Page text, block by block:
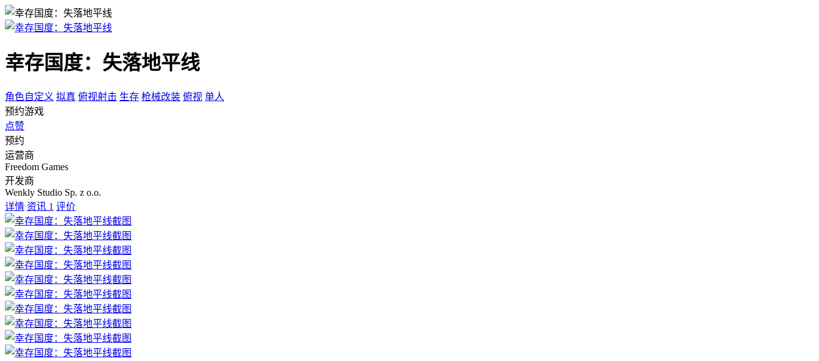
幸存国度：失落地平线
角色自定义 拟真 俯视射击 生存 枪械改装 俯视 单人
预约游戏
点赞
预约
运营商
Freedom Games
开发商
Wenkly Studio Sp. z o.o.
详情 资讯 1 评价